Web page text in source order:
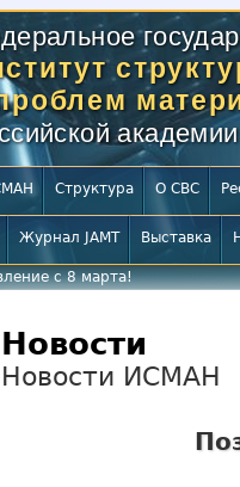
Структура О СВС
Журнал JAMT Выставка
с 8 марта!
Новости
Новости ИСМАН